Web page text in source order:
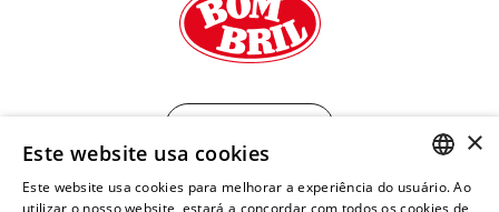
PORTUGUESE
×
Este website usa cookies
Este website usa cookies para melhorar a experiência do usuário. Ao
utilizar o nosso website, estará a concordar com todos os cookies de